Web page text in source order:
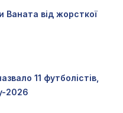
Ваната від жорсткої
11 футболістів,
2026